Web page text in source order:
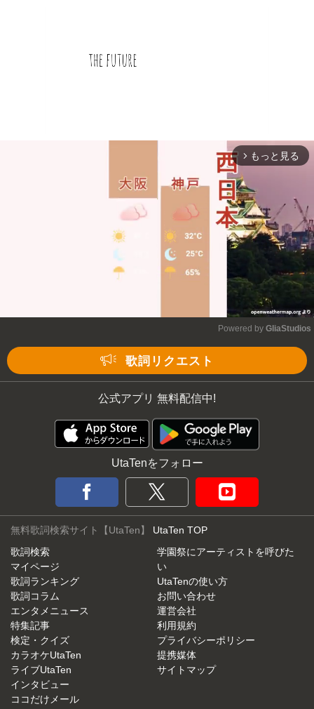
arrow_forward_ios もっと見る
Powered by GliaStudios
歌詞リクエスト
公式アプリ 無料配信中!
UtaTenをフォロー
無料歌詞検索サイト【UtaTen】 UtaTen TOP
歌詞検索
マイページ
歌詞ランキング
歌詞コラム
エンタメニュース
特集記事
検定・クイズ
カラオケUtaTen
ライブUtaTen
インタビュー
ココだけメール
学園祭にアーティストを呼びた
い
UtaTenの使い方
お問い合わせ
運営会社
利用規約
プライバシーポリシー
提携媒体
サイトマップ